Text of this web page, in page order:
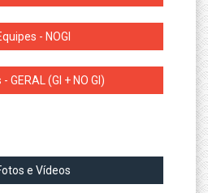
- NOGI
GERAL (GI + NO GI)
e Vídeos